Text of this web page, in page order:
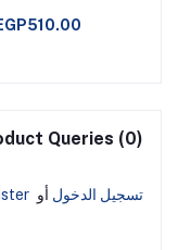
العبوة
Queries (0)
تسجيل الدخول أو